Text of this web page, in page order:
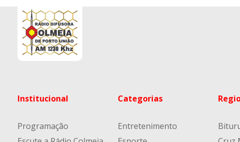
Institucional
Programação
Categorias
Entretenimento